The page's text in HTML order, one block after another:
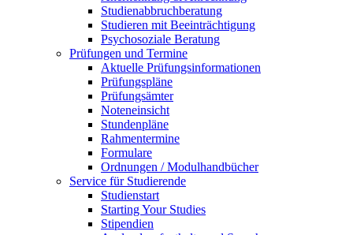
Studienabbruchberatung
Studieren mit Beeinträchtigung
Psychosoziale Beratung
Prüfungen und Termine
Aktuelle Prüfungsinformationen
Prüfungspläne
Prüfungsämter
Noteneinsicht
Stundenpläne
Rahmentermine
Formulare
Ordnungen / Modulhandbücher
Service für Studierende
Studienstart
Starting Your Studies
Stipendien